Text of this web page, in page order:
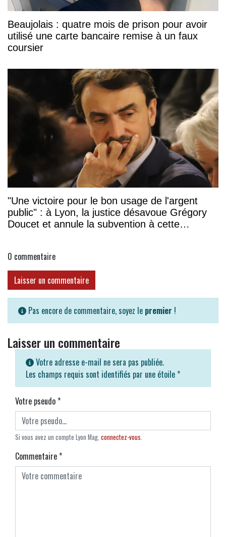
Beaujolais : quatre mois de prison pour avoir
utilisé une carte bancaire remise à un faux
coursier
"Une victoire pour le bon usage de l'argent
public" : à Lyon, la justice désavoue Grégory
Doucet et annule la subvention à cette
0 commentaire
Laisser un commentaire
Pas encore de commentaire, soyez le premier !
Laisser un commentaire
Votre adresse e-mail ne sera pas publiée.
Les champs requis sont identifiés par une étoile *
Votre pseudo*
Si vous avez un compte Lyon Mag, connectez-vous.
Commentaire*